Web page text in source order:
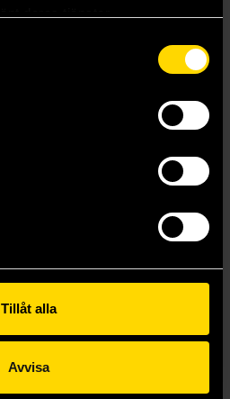
Tillåt alla
Avvisa
VtM 5e: In Memoriam Sourcebook